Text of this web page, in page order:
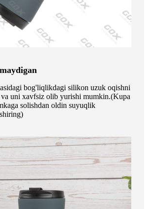
bog'liqlikdagi silikon uzuk oqishni
uni xavfsiz olib yurishi mumkin.(Kupa
solishdan oldin suyuqlik